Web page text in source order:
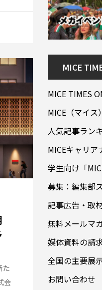
た
会
MICE
MICE TIMES
MICE（マイス
人気記事ラン
MICEキャリ
学生向け「
募集：編集部
記事広告・取
無料メールマ
媒体資料の請
全国の主要展
お問い合わせ